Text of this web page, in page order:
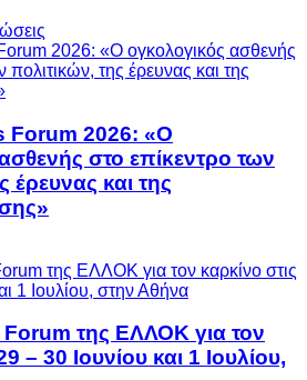
Forum 2026: «Ο
στο επίκεντρο των
έρευνας και της
Forum της ΕΛΛΟΚ για τον
– 30 Ιουνίου και 1 Ιουλίου,